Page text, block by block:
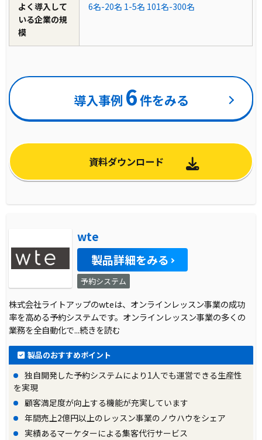
よく導入して
いる企業の規
模
6名-20名 1-5名 101名-300名
導入事例 6件をみる
資料ダウンロード
wte
製品詳細をみる
予約システム
株式会社ライトアップのwteは、オンラインレッスン事業の成功
率を高める予約システムです。オンラインレッスン事業の多くの
業務を全自動化で...続きを読む
製品のおすすめポイント
独自開発した予約システムにより1人でも運営できる生産性
を実現
顧客満足度が向上する機能が充実しています
年間売上2億円以上のレッスン事業のノウハウをシェア
実績あるマーケターによる集客代行サービス